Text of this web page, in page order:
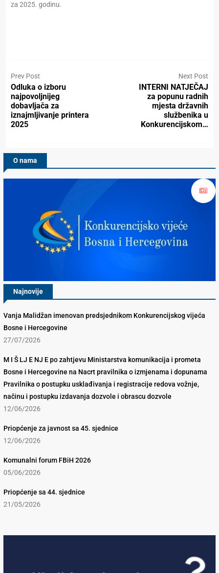
za 2025. godinu.
Prev Post
Odluka o izboru
najpovoljnijeg
dobavljača za
iznajmljivanje printera
2025
Next Post
INTERNI NATJEČAJ
za popunu radnih
mjesta državnih
službenika u
Konkurencijskom…
O nama
Najnovije
Vanja Malidžan imenovan predsjednikom Konkurencijskog vijeća
Bosne i Hercegovine
27/07/2026
M I Š LJ E NJ E po zahtjevu Ministarstva komunikacija i prometa
Bosne i Hercegovine na Nacrt pravilnika o izmjenama i dopunama
Pravilnika o postupku usklađivanja i registracije redova vožnje,
načinu i postupku izdavanja dozvole i obrascu dozvole
12/06/2026
Priopćenje za javnost sa 45. sjednice
12/06/2026
Komunalni forum FBiH 2026
05/06/2026
Priopćenje sa 44. sjednice
21/05/2026